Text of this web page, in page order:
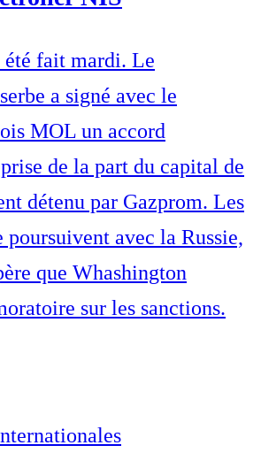
été fait mardi. Le
a signé avec le
MOL un accord
de la part du capital de
détenu par Gazprom. Les
poursuivent avec la Russie,
que Whashington
sur les sanctions.